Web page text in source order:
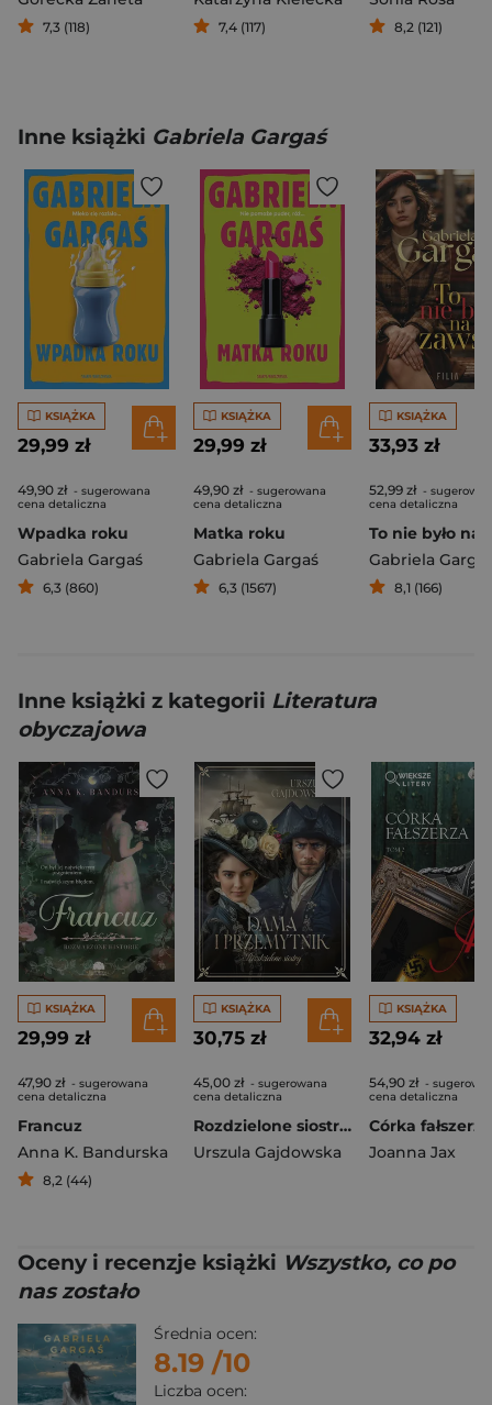
7,3 (118) 7,4 (117) 8,2 (121)
Inne książki Gabriela Gargaś
KSIĄŻKA
29,99 zł
49,90 zł - sugerowana
cena detaliczna
Wpadka roku
Gabriela Gargaś
6,3 (860)
KSIĄŻKA
29,99 zł
49,90 zł - sugerowana
cena detaliczna
Matka roku
Gabriela Gargaś
6,3 (1567)
KSIĄŻKA
33,93 zł
52,99 zł -
cena detaliczna
Gabriela
8,1 (166)
Inne książki z kategorii Literatura
obyczajowa
KSIĄŻKA
29,99 zł
47,90 zł - sugerowana
cena detaliczna
Francuz
Anna K. Bandurska
8,2 (44)
KSIĄŻKA
30,75 zł
45,00 zł - sugerowana
cena detaliczna
Rozdzielone siostry Tom 2 Dama i przemytnik
Urszula Gajdowska
KSIĄŻKA
32,94 zł
54,90 zł -
cena detaliczna
Joanna Jax
Oceny i recenzje książki Wszystko, co po
nas zostało
Średnia ocen:
8.19 /10
Liczba ocen: